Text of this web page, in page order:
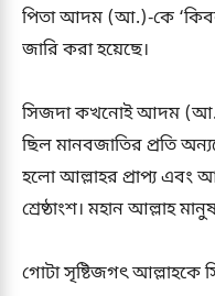
পিতা আদম (আ.)-কে
জারি করা হয়েছে।
সিজদা কখনোই আদম
ছিল মানবজাতির প্রতি
হলো আল্লাহর প্রাপ্য এবং
শ্রেষ্ঠাংশ। মহান আল্লাহ
গোটা সৃষ্টিজগৎ আল্লাহকে